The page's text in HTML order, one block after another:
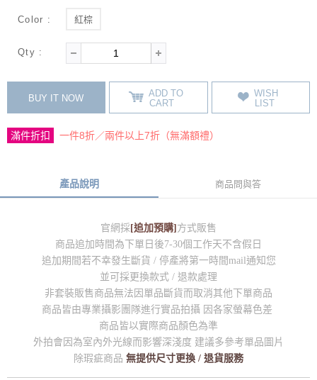
Color : 紅棕
Qty :
BUY IT NOW
ADD TO
CART
WISH
LIST
滿件折扣 一件8折／兩件以上7折（無滿額禮）
產品說明 商品問與答
官網採 [追加預購] 方式販售
商品追加時間為下單日後7-30個工作天不含假日
追加期間若不幸發生斷貨 / 停產將第一時間mail通知您
並可採更換款式 / 退款處理
非套裝販售商品無法因單品斷貨而取消其他下單商品
商品皆由專業攝影團隊進行實品拍攝 因各家螢幕色差
商品皆以實際商品顏色為準
外拍會因為室內外光線而影響深淺度 建議多參考單品圖片
除瑕疵商品 無提供尺寸更換 / 退貨服務